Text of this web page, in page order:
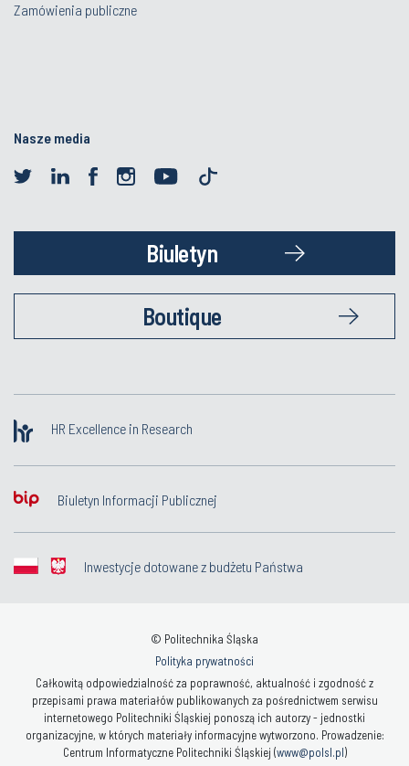
Zamówienia publiczne
Nasze media
Biuletyn
Boutique
HR Excellence in Research
Biuletyn Informacji Publicznej
Inwestycje dotowane z budżetu Państwa
© Politechnika Śląska
Polityka prywatności
Całkowitą odpowiedzialność za poprawność, aktualność i zgodność z
przepisami prawa materiałów publikowanych za pośrednictwem serwisu
internetowego Politechniki Śląskiej ponoszą ich autorzy - jednostki
organizacyjne, w których materiały informacyjne wytworzono. Prowadzenie:
Centrum Informatyczne Politechniki Śląskiej (www@polsl.pl)